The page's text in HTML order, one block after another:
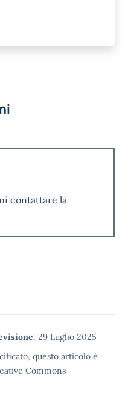
contattare la
: 29 Luglio 2025
questo articolo è
Commons